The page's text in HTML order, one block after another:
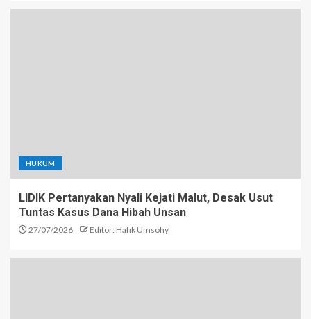
HUKUM
LIDIK Pertanyakan Nyali Kejati Malut, Desak Usut
Tuntas Kasus Dana Hibah Unsan
27/07/2026 Editor: Hafik Umsohy